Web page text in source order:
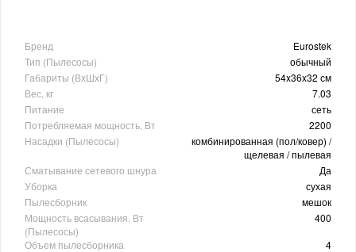
Бренд
Eurostek
Тип (Пылесосы)
обычный
Габариты (ВхШхГ)
54x36x32 см
Вес, кг
7.03
Питание
сеть
Потребляемая мощность, Вт
2200
Насадки (Пылесосы)
комбинированная (пол/ковер) /
щелевая / пылевая
Сматывание сетевого шнура
Да
Уборка
сухая
Пылесборник
мешок
Мощность всасывания, Вт
(Пылесосы)
400
Объем пылесборника
4